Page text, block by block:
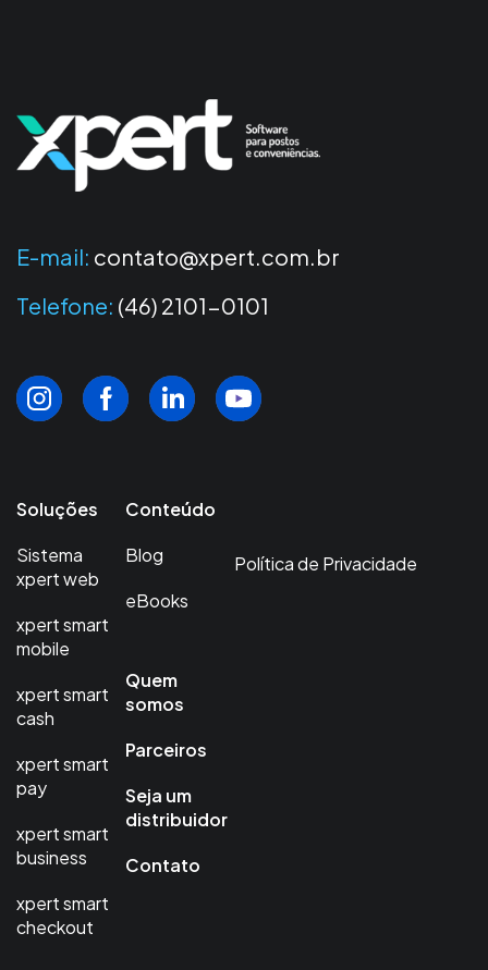
E-mail: contato@xpert.com.br
Telefone: (46) 2101-0101
Soluções
Sistema
xpert web
xpert smart
mobile
xpert smart
cash
xpert smart
pay
xpert smart
business
xpert smart
checkout
Conteúdo
Blog
eBooks
Quem
somos
Parceiros
Seja um
distribuidor
Contato
Política de Privacidade